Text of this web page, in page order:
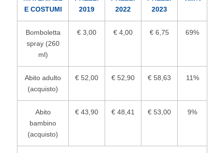
E COSTUMI
2019
2022
2023
Bomboletta
spray (260
ml)
€ 3,00 € 4,00 € 6,75 69%
Abito adulto
(acquisto)
€ 52,00 € 52,90 € 58,63 11%
Abito
bambino
(acquisto)
€ 43,90 € 48,41 € 53,00 9%